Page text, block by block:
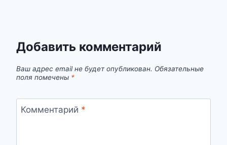
Добавить комментарий
Ваш адрес email не будет опубликован. Обязательные
поля помечены *
Комментарий *